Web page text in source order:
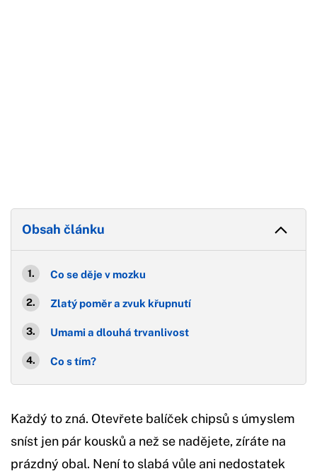
Obsah článku
Co se děje v mozku
Zlatý poměr a zvuk křupnutí
Umami a dlouhá trvanlivost
Co s tím?
Každý to zná. Otevřete balíček chipsů s úmyslem
sníst jen pár kousků a než se nadějete, zíráte na
prázdný obal. Není to slabá vůle ani nedostatek